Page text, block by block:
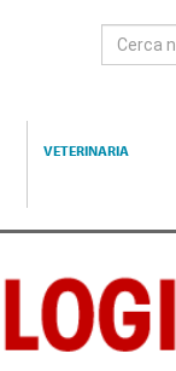
Cerca
VETERINARIA